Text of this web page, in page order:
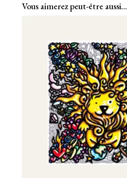
Vous aimerez peut-être aussi…